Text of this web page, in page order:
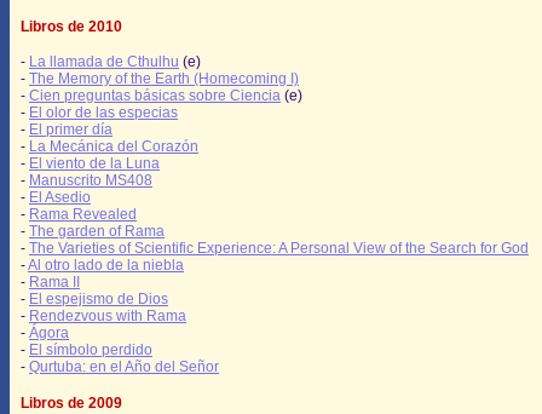
Libros de 2010
- La llamada de Cthulhu (e)
- The Memory of the Earth (Homecoming I)
- Cien preguntas básicas sobre Ciencia (e)
- El olor de las especias
- El primer día
- La Mecánica del Corazón
- El viento de la Luna
- Manuscrito MS408
- El Asedio
- Rama Revealed
- The garden of Rama
- The Varieties of Scientific Experience: A Personal View of the Search for God
-Al otro lado de la niebla
- Rama II
- El espejismo de Dios
- Rendezvous with Rama
- Ágora
- El símbolo perdido
- Qurtuba: en el Año del Señor
Libros de 2009